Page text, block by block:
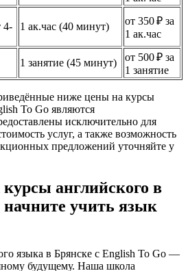
4-
1 ак.час (40 минут)
от 350 ₽ за
1 ак.час
1 занятие (45 минут)
от 500 ₽ за
1 занятие
ниже цены на курсы
To Go являются
исключительно для
услуг, а также возможность
предложений уточняйте у
английского в
учить язык
языка в Брянске с English To Go —
будущему. Наша школа